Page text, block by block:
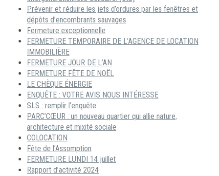
Prévenir et réduire les jets d’ordures par les fenêtres et
dépôts d’encombrants sauvages
Fermeture exceptionnelle
FERMETURE TEMPORAIRE DE L’AGENCE DE LOCATION
IMMOBILIÈRE
FERMETURE JOUR DE L’AN
FERMETURE FÊTE DE NOËL
LE CHÈQUE ÉNERGIE
ENQUÊTE : VOTRE AVIS NOUS INTÉRESSE
SLS : remplir l’enquête
PARC’CŒUR : un nouveau quartier qui allie nature,
architecture et mixité sociale
COLOCATION
Fête de l’Assomption
FERMETURE LUNDI 14 juillet
Rapport d’activité 2024